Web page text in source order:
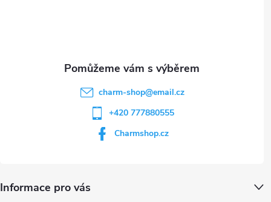
charm-shop@email.cz
+420 777880555
Charmshop.cz
Informace pro vás